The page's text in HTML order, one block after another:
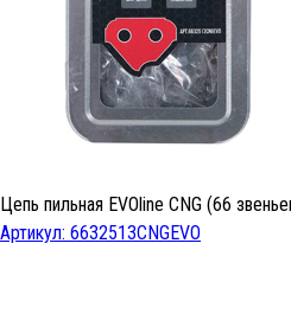
Цепь пильная EVOline CNG (66
Артикул: 6632513CNGEVO